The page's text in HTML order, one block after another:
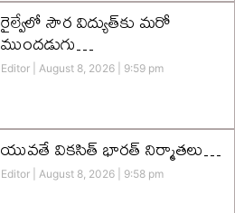
రైల్వేలో సౌర విద్యుత్‌కు మరో
ముందడుగు…
Editor August 8, 2026 9:59 pm
యువతే వికసిత్‌ భారత్‌ నిర్మాతలు…
Editor August 8, 2026 9:58 pm